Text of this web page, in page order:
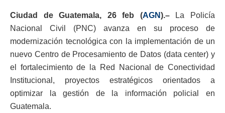
Ciudad de Guatemala, 26 feb (AGN).–
La Policía
Nacional Civil (PNC) avanza en su proceso de
modernización tecnológica con la implementación de un
nuevo Centro de Procesamiento de Datos (data center) y
el fortalecimiento de la Red Nacional de Conectividad
Institucional, proyectos estratégicos orientados a
optimizar la gestión de la información policial en
Guatemala.